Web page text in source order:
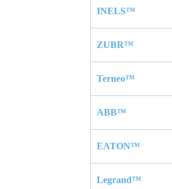
INELS™
ZUBR™
Terneo™
ABB™
EATON™
Legrand™